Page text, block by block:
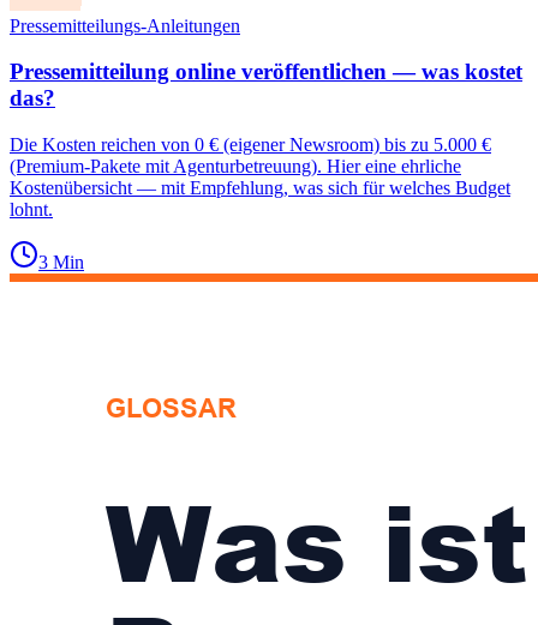
Pressemitteilungs-Anleitungen
Pressemitteilung online veröffentlichen — was kostet
das?
Die Kosten reichen von 0 € (eigener Newsroom) bis zu 5.000 €
(Premium-Pakete mit Agenturbetreuung). Hier eine ehrliche
Kostenübersicht — mit Empfehlung, was sich für welches Budget
lohnt.
3 Min